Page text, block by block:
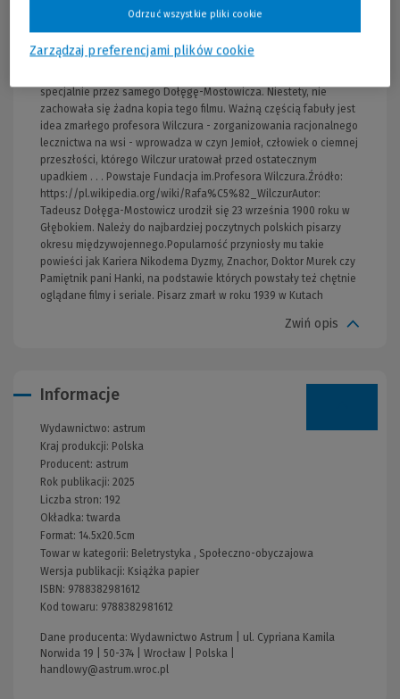
nadal cieszą się ogromną popularnością-wiele z nich zostało
trylogia o losach Rafała Wilczura, której dwie pierwsze części,
Znachor i Profesor Wilczur, oparte były na książkach, a trzecia,
specjalnie przez samego Dołęgę-Mostowicza. Niestety, nie
zachowała się żadna kopia tego filmu. Ważną częścią fabuły jest
idea zmarłego profesora Wilczura - zorganizowania racjonalnego
lecznictwa na wsi - wprowadza w czyn Jemioł, człowiek o ciemnej
przeszłości, którego Wilczur uratował przed ostatecznym
upadkiem . . . Powstaje Fundacja im.Profesora Wilczura.Źródło:
https://pl.wikipedia.org/wiki/Rafa%C5%82_WilczurAutor:
Tadeusz Dołęga-Mostowicz urodził się 23 września 1900 roku w
Głębokiem. Należy do najbardziej poczytnych polskich pisarzy
okresu międzywojennego.Popularność przyniosły mu takie
powieści jak Kariera Nikodema Dyzmy, Znachor, Doktor Murek czy
Pamiętnik pani Hanki, na podstawie których powstały też chętnie
oglądane filmy i seriale. Pisarz zmarł w roku 1939 w Kutach
Zwiń opis
Informacje
Wydawnictwo: astrum
Kraj produkcji: Polska
Producent: astrum
Rok publikacji: 2025
Liczba stron: 192
Okładka:twarda
Format: 14.5x20.5cm
Towar w kategorii: Beletrystyka , Społeczno-obyczajowa
Wersja publikacji: Książka papier
ISBN: 9788382981612
Kod towaru: 9788382981612
Dane producenta: Wydawnictwo Astrum | ul. Cypriana Kamila
Norwida 19 | 50-374 | Wrocław | Polska |
handlowy@astrum.wroc.pl
Zarządzaj preferencjami plików cookie
Odrzuć wszystkie pliki cookie